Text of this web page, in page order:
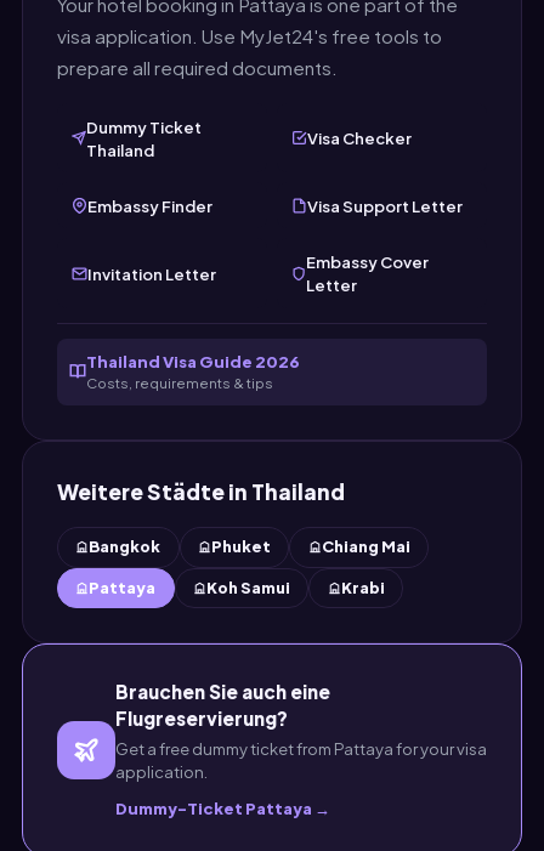
visa application. Use MyJet24's free tools to
prepare all required documents.
Dummy Ticket
Thailand
Visa Checker
Embassy Finder Visa Support Letter
Invitation Letter
Embassy Cover
Letter
Thailand Visa Guide 2026
Costs, requirements & tips
Weitere Städte in Thailand
Bangkok Phuket Chiang Mai
Pattaya Koh Samui Krabi
Brauchen Sie auch eine
Flugreservierung?
Get a free dummy ticket from Pattaya for your visa
application.
Dummy-Ticket Pattaya →